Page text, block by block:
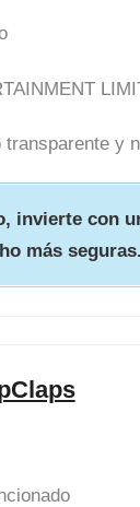
transparente y
invierte con
más seguras.